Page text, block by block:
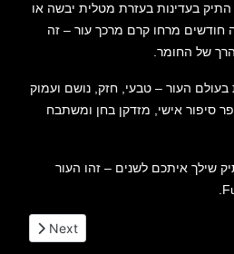
התיק בעדינות בעזרת מטלית יבשה או
חודשים מרחו קרם מרכך עור – זה
של החומר.
העור – טבעי, חזק, נושם ועמוק
סיפור אישי, מזדקן בחן ומשתבח
איתכם לשנים – זהו העור
Next article: עור זמש – המדריך המלא
Next